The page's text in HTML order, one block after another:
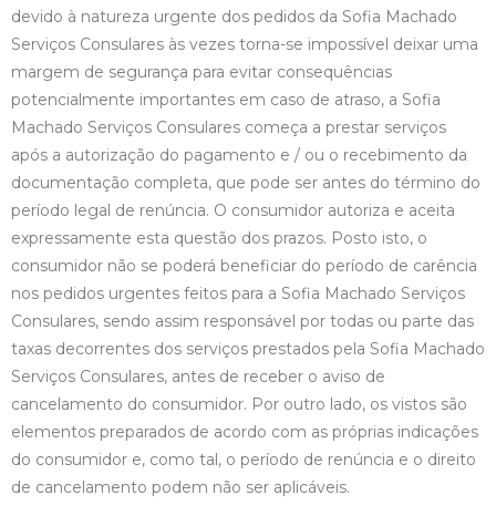
devido à natureza urgente dos pedidos da Sofia Machado
Serviços Consulares às vezes torna-se impossível deixar uma
margem de segurança para evitar consequências
potencialmente importantes em caso de atraso, a Sofia
Machado Serviços Consulares começa a prestar serviços
após a autorização do pagamento e / ou o recebimento da
documentação completa, que pode ser antes do término do
período legal de renúncia. O consumidor autoriza e aceita
expressamente esta questão dos prazos. Posto isto, o
consumidor não se poderá beneficiar do período de carência
nos pedidos urgentes feitos para a Sofia Machado Serviços
Consulares, sendo assim responsável por todas ou parte das
taxas decorrentes dos serviços prestados pela Sofia Machado
Serviços Consulares, antes de receber o aviso de
cancelamento do consumidor. Por outro lado, os vistos são
elementos preparados de acordo com as próprias indicações
do consumidor e, como tal, o período de renúncia e o direito
de cancelamento podem não ser aplicáveis.